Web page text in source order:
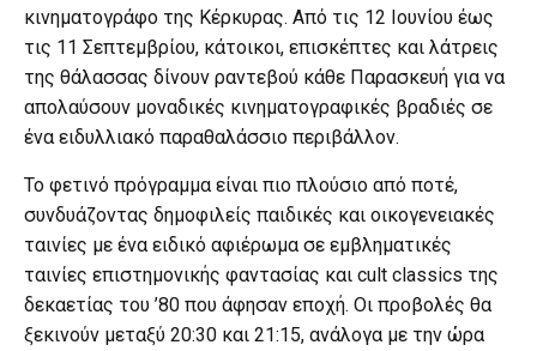
κινηματογράφο της Κέρκυρας. Από τις 12 Ιουνίου έως
τις 11 Σεπτεμβρίου, κάτοικοι, επισκέπτες και λάτρεις
της θάλασσας δίνουν ραντεβού κάθε Παρασκευή για να
απολαύσουν μοναδικές κινηματογραφικές βραδιές σε
ένα ειδυλλιακό παραθαλάσσιο περιβάλλον.
Το φετινό πρόγραμμα είναι πιο πλούσιο από ποτέ,
συνδυάζοντας δημοφιλείς παιδικές και οικογενειακές
ταινίες με ένα ειδικό αφιέρωμα σε εμβληματικές
ταινίες επιστημονικής φαντασίας και cult classics της
δεκαετίας του ’80 που άφησαν εποχή. Οι προβολές θα
ξεκινούν μεταξύ 20:30 και 21:15, ανάλογα με την ώρα